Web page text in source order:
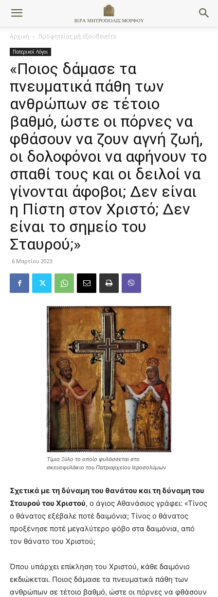
Αρχική Προφητείας μή εξουθενείτε
Πατερικοί Λόγοι
«Ποιος δάμασε τα
πνευματικά πάθη των
ανθρώπων σε τέτοιο
βαθμό, ώστε οι πόρνες να
φθάσουν να ζουν αγνή ζωή,
οι δολοφόνοι να αφήνουν το
σπαθί τους και οι δειλοί να
γίνονται άφοβοι; Δεν είναι
η Πίστη στον Χριστό; Δεν
είναι το σημείο του
Σταυρού;»
6 Μαρτίου 2023
Τίμιο Ξύλο το οποίο φυλάσσεται στο
σκευοφυλάκιο του Πατριαρχείου Ιεροσολύμων
Σχετικά με τη δύναμη του θανάτου και τη δύναμη του
Σταυρού του Χριστού, ο άγιος Αθανάσιος γράφει: «Τίνος
ο θάνατος εξέβαλε ποτέ δαιμόνια; Τίνος ο θάνατος
προξένησε ποτέ μεγαλύτερο φόβο στα δαιμόνια, από
τον θάνατο του Χριστού;
Όπου υπάρχει επίκληση του Χριστού, κάθε δαιμόνιο
εκδιώκεται. Ποιος δάμασε τα πνευματικά πάθη των
ανθρώπων σε τέτοιο βαθμό, ώστε οι πόρνες να φθάσουν